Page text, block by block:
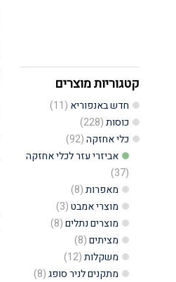
קטגוריות מוצרים
חדש באנפוריא (11)
כוסות(228)
כלי אחזקה(92)
אביזרי עזר לכלי אחזקה
(37)
מאפרות(8)
מוצרי אמבט(3)
מוצרים נתלים(8)
מציתים(8)
משקלות(12)
מתקנים לניר סופג(8)